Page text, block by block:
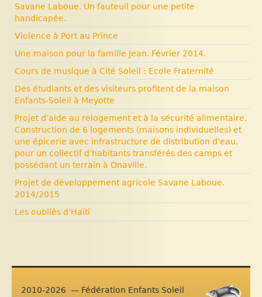
Savane Laboue. Un fauteuil pour une petite
handicapée.
Violence à Port au Prince
Une maison pour la famille Jean. Février 2014.
Cours de musique à Cité Soleil : Ecole Fraternité
Des étudiants et des visiteurs profitent de la maison
Enfants-Soleil à Meyotte
Projet d’aide au relogement et à la sécurité alimentaire.
Construction de 6 logements (maisons individuelles) et
une épicerie avec infrastructure de distribution d’eau,
pour un collectif d’habitants transférés des camps et
possédant un terrain à Onaville.
Projet de développement agricole Savane Laboue.
2014/2015
Les oubliés d’Haïti
2010-2026 — Fédération Enfants Soleil